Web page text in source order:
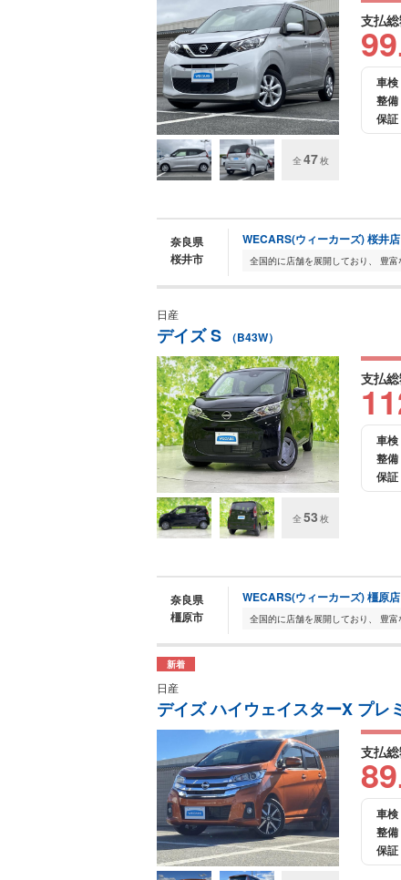
全 47枚
支払
99
車検
整備
保証
奈良県
桜井市
WECARS(ウィーカーズ) 桜井店
日産
デイズ S （B43W）
全 53 枚
支払
車検
整備
保証
奈良県
橿原市
WECARS(ウィーカーズ) 橿原店
新着
日産
デイズ ハイウェイスターX プレ
支払
89
車検
整備
保証